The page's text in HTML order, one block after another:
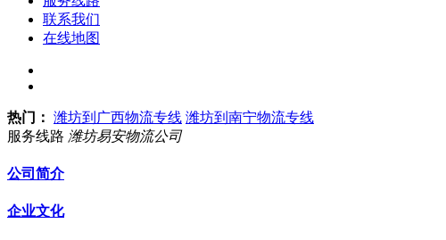
联系我们
在线地图
热门： 潍坊到广西物流专线 潍坊到南宁物流专线
服务线路 潍坊易安物流公司
公司简介
企业文化